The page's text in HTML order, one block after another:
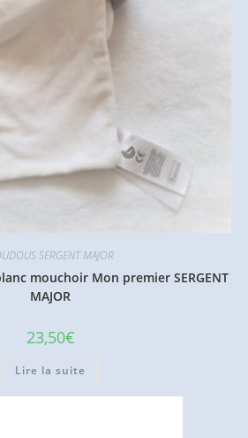
SERGENT MAJOR
mouchoir Mon premier SERGENT
MAJOR
23,50€
Lire la suite